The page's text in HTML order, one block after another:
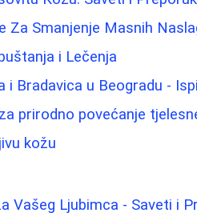
Za Smanjenje Masnih
i Lečenja
i Bradavica u Beogradu -
prirodno povećanje
kožu
Vašeg Ljubimca - Saveti i